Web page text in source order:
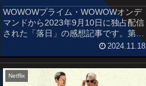
WOWOWプライム・WOWOWオンデ
マンドから2023年9月10日に独占配信
された「落日」の感想記事です。第
162回直木三十五賞候補作の湊かなえ
による同名小説の実写ドラマ化作品で
す。オススメ度あらすじ＆予告編初の
監督作品で国際的な評価も得た...
2024.11.18
Netflix